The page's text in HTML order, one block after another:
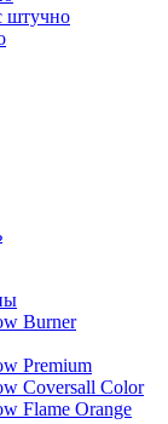
штучно
Burner
Premium
Coversall Color
Flame Orange